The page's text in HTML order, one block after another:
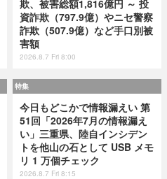
欺、被害総額1,816億円 ～ 投
資詐欺（797.9億）やニセ警察
詐欺（507.9億）など手口別被
害額
2026.8.7 Fri 8:00
特集
今日もどこかで情報漏えい 第
51回「2026年7月の情報漏え
い」三重県、陸自インシデン
トを他山の石として USB メモ
リ 1 万個チェック
2026.8.7 Fri 8:15